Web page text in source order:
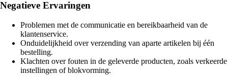
Negatieve Ervaringen
Problemen met de communicatie en bereikbaarheid van de
klantenservice.
Onduidelijkheid over verzending van aparte artikelen bij één
bestelling.
Klachten over fouten in de geleverde producten, zoals verkeerde
instellingen of blokvorming.